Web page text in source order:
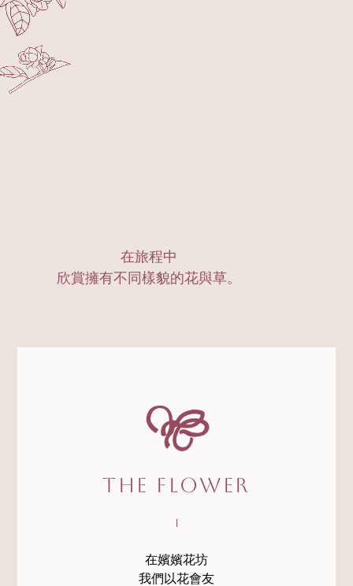
在旅程中
欣賞擁有不同樣貌的花與草。
The Flower
在嬪嬪花坊
我們以花會友